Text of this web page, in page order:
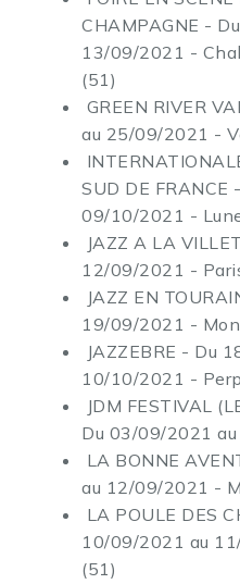
CHAMPAGNE -
13/09/2021 -
(51)
GREEN RIVER
au 25/09/2021 -
SUD DE
09/10/2021 -
JAZZ A LA
12/09/2021 -
JAZZ EN
19/09/2021 -
JAZZEBRE - Du
10/10/2021 -
JDM FESTIVAL
Du 03/09/2021
LA BONNE
au 12/09/2021 -
LA POULE DES
10/09/2021 au
(51)